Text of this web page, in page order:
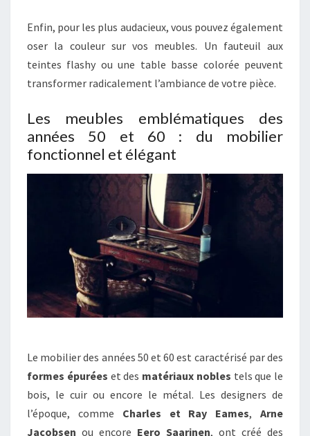
Enfin, pour les plus audacieux, vous pouvez également
oser la couleur sur vos meubles. Un fauteuil aux
teintes flashy ou une table basse colorée peuvent
transformer radicalement l’ambiance de votre pièce.
Les meubles emblématiques des
années 50 et 60 : du mobilier
fonctionnel et élégant
Le mobilier des années 50 et 60 est caractérisé par des
formes épurées et des matériaux nobles tels que le
bois, le cuir ou encore le métal. Les designers de
l’époque, comme Charles et Ray Eames,Arne
Jacobsen ou encore Eero Saarinen, ont créé des